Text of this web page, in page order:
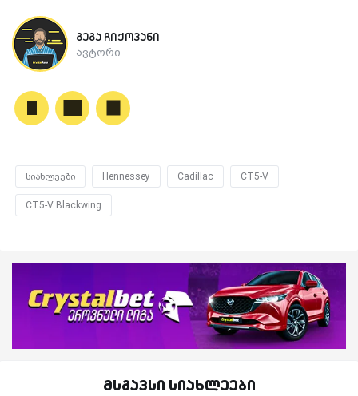
გეგა ჩიქოვანი
ავტორი
სიახლეები Hennessey Cadillac CT5-V
CT5-V Blackwing
მსგავსი სიახლეები